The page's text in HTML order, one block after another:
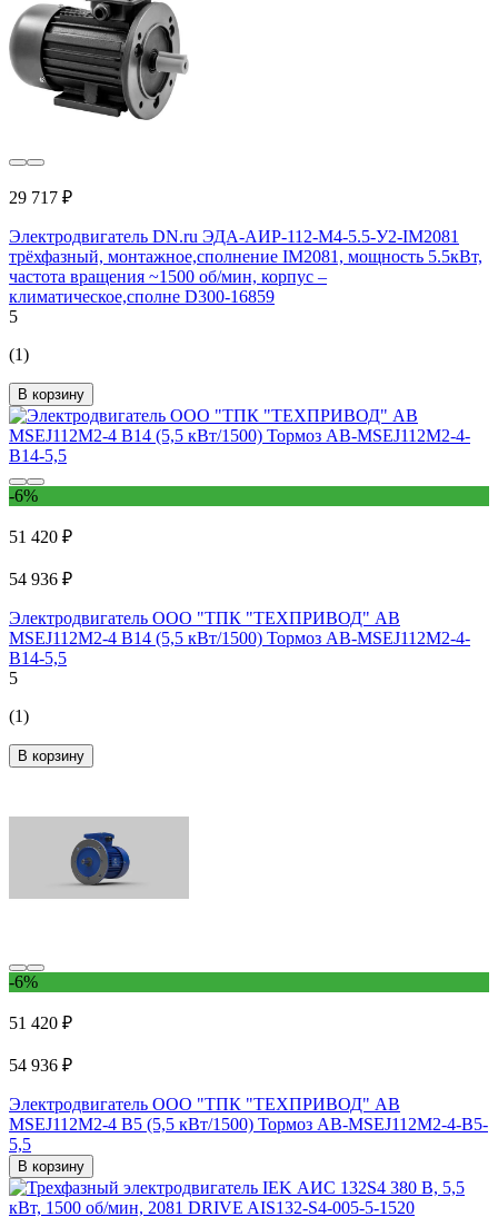
29 717 ₽
Электродвигатель DN.ru ЭДА-АИР-112-М4-5.5-У2-IM2081
трёхфазный, монтажное,сполнение IM2081, мощность 5.5кВт,
частота вращения ~1500 об/мин, корпус –
климатическое,сполне D300-16859
5
(1)
В корзину
-6%
51 420 ₽
54 936 ₽
Электродвигатель ООО "ТПК "ТЕХПРИВОД" AB
MSEJ112M2-4 B14 (5,5 кВт/1500) Тормоз AB-MSEJ112M2-4-
B14-5,5
5
(1)
В корзину
-6%
51 420 ₽
54 936 ₽
Электродвигатель ООО "ТПК "ТЕХПРИВОД" AB
MSEJ112M2-4 B5 (5,5 кВт/1500) Тормоз AB-MSEJ112M2-4-B5-
5,5
В корзину